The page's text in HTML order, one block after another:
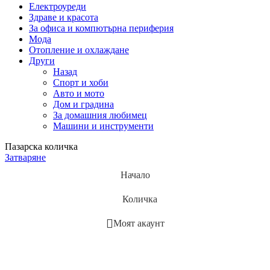
Електроуреди
Здраве и красота
За офиса и компютърна периферия
Мода
Отопление и охлаждане
Други
Назад
Спорт и хоби
Авто и мото
Дом и градина
За домашния любимец
Машини и инструменти
Пазарска количка
Затваряне
Начало
Количка
Моят акаунт